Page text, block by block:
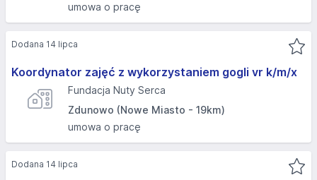
umowa o pracę
Koordynator zajęć z wykorzystaniem gogli vr k/m/x
Fundacja Nuty Serca
Zdunowo (Nowe Miasto - 19km)
umowa o pracę
Dodana 14 lipca
Dodana 14 lipca